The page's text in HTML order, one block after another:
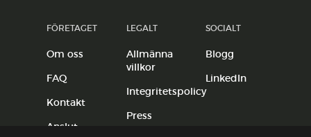
FÖRETAGET
Om oss
FAQ
Kontakt
Anslut
LEGALT
Allmänna
villkor
Integritetspolicy
Press
SOCIALT
Blogg
LinkedIn